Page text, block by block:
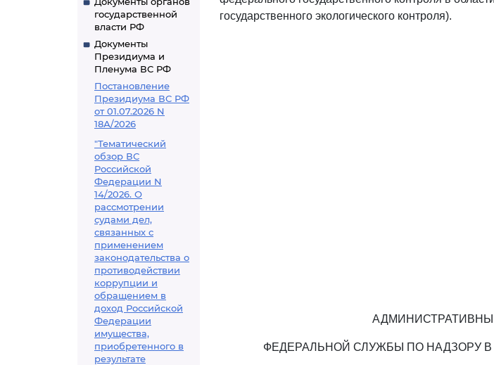
государственной
власти РФ
Документы
Президиума и
Пленума ВС РФ
Постановление
Президиума ВС РФ
от 01.07.2026 N
18А/2026
"Тематический
обзор ВС
Российской
Федерации N
14/2026. О
рассмотрении
судами дел,
связанных с
применением
законодательства о
противодействии
коррупции и
обращением в
доход Российской
Федерации
имущества,
приобретенного в
результате
государственного экологического контроля).
ФЕДЕРАЛЬНОЙ СЛУЖБЫ ПО НАДЗОРУ